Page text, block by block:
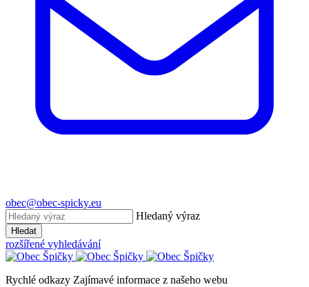
obec@obec-spicky.eu
Hledaný výraz
Hledat
rozšířené vyhledávání
Rychlé odkazy Zajímavé informace z našeho webu